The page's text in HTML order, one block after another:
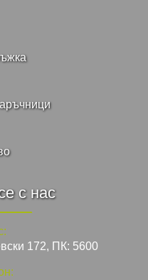
с нас
172, ПК: 5600